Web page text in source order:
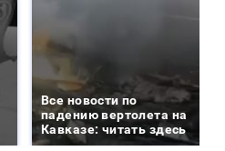
Все новости по
падению вертолета на
Кавказе: читать здесь